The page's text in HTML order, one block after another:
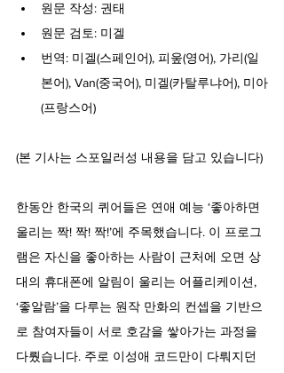
원문 작성: 권태
원문 검토: 미겔
번역: 미겔(스페인어), 피웊(영어), 가리(일
본어), Van(중국어), 미겔(카탈루냐어), 미아
(프랑스어)
(본 기사는 스포일러성 내용을 담고 있습니다)
한동안 한국의 퀴어들은 연애 예능 ‘좋아하면
울리는 짝! 짝! 짝!’에 주목했습니다. 이 프로그
램은 자신을 좋아하는 사람이 근처에 오면 상
대의 휴대폰에 알림이 울리는 어플리케이션,
‘좋알람’을 다루는 원작 만화의 컨셉을 기반으
로 참여자들이 서로 호감을 쌓아가는 과정을
다뤘습니다. 주로 이성애 코드만이 다뤄지던